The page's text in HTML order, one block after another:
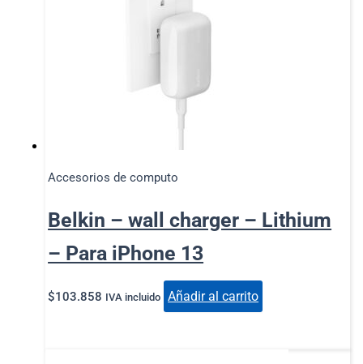
Accesorios de computo
Belkin – wall charger – Lithium
– Para iPhone 13
$103.858 IVA incluido Añadir al carrito